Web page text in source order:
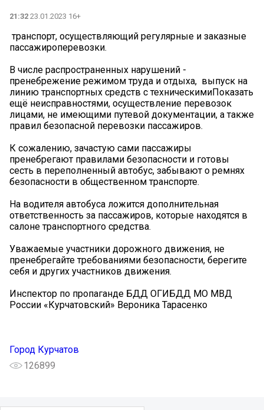
21:32 23.01.2023 16+
транспорт, осуществляющий регулярные и заказные
пассажироперевозки.
В числе распространенных нарушений -
пренебрежение режимом труда и отдыха, выпуск на
линию транспортных средств с техническимиПоказать
ещё неисправностями, осуществление перевозок
лицами, не имеющими путевой документации, а также
правил безопасной перевозки пассажиров.
К сожалению, зачастую сами пассажиры
пренебрегают правилами безопасности и готовы
сесть в переполненный автобус, забывают о ремнях
безопасности в общественном транспорте.
На водителя автобуса ложится дополнительная
ответственность за пассажиров, которые находятся в
салоне транспортного средства.
Уважаемые участники дорожного движения, не
пренебрегайте требованиями безопасности, берегите
себя и других участников движения.
Инспектор по пропаганде БДД ОГИБДД МО МВД
России «Курчатовский» Вероника Тарасенко
Город Курчатов
126899